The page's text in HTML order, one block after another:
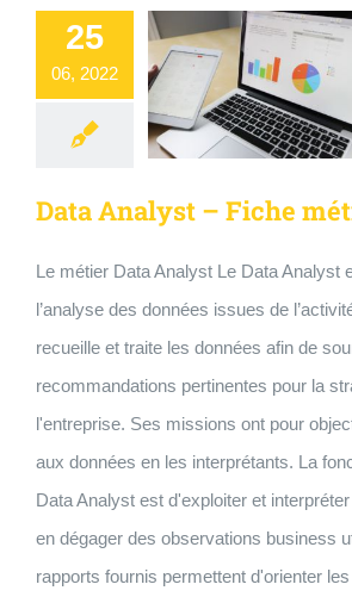
25
06, 2022
Data Analyst – Fiche
Le métier Data Analyst Le Data Analyst
l’analyse des données issues de
recueille et traite les données afin de
recommandations pertinentes pour la
l'entreprise. Ses missions ont pour
aux données en les interprétants. La
Data Analyst est d'exploiter et
en dégager des observations business
rapports fournis permettent d'orienter